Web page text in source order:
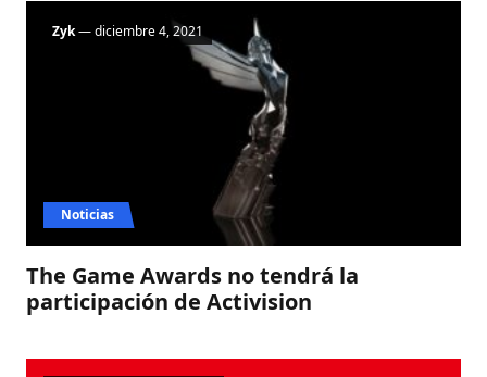
The Game Awards no tendrá la
participación de Activision
Noticias
Zyk— diciembre 4, 2021